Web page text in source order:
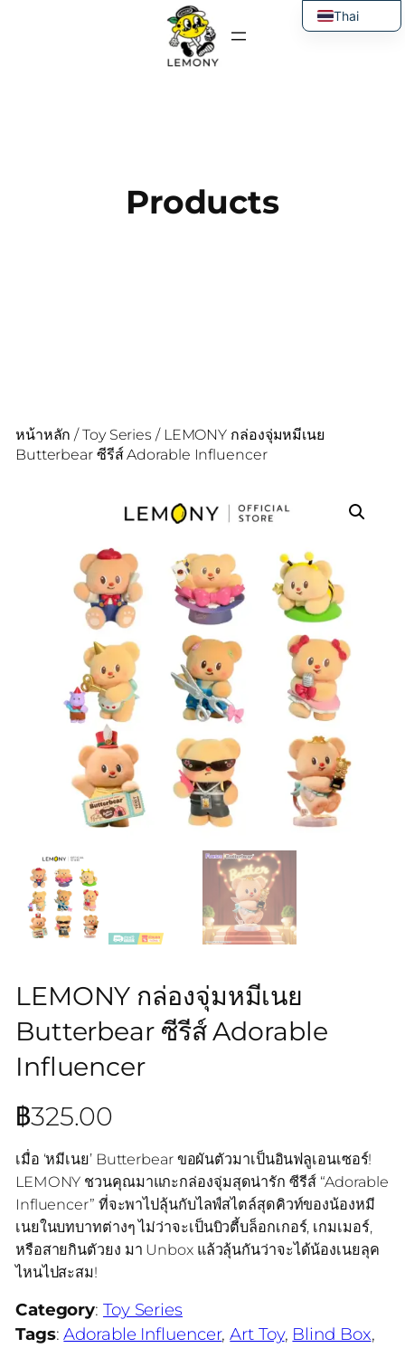
Products
หน้าหลัก /Toy Series / LEMONY กล่องจุ่มหมีเนย
Butterbear ซีรีส์ Adorable Influencer
LEMONY กล่องจุ่มหมีเนย
Butterbear ซีรีส์ Adorable
Influencer
฿325.00
เมื่อ ‘หมีเนย’ Butterbear ขอผันตัวมาเป็นอินฟลูเอนเซอร์!
LEMONY ชวนคุณมาแกะกล่องจุ่มสุดน่ารัก ซีรีส์ “Adorable
Influencer” ที่จะพาไปลุ้นกับไลฟ์สไตล์สุดคิวท์ของน้องหมี
เนยในบทบาทต่างๆ ไม่ว่าจะเป็นบิวตี้บล็อกเกอร์, เกมเมอร์,
หรือสายกินตัวยง มา Unbox แล้วลุ้นกันว่าจะได้น้องเนยลุค
ไหนไปสะสม!
Category: Toy Series
Tags:Adorable Influencer, Art Toy, Blind Box
Thai